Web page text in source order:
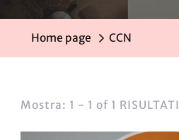
Home page CCN
Mostra: 1 - 1 of 1 RISULTATI